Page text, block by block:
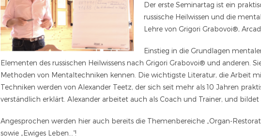
Der erste Seminartag ist ein
russische Heilwissen und die
Lehre von Grigori Grabovoi®,
Einstieg in die Grundlagen
Elementen des russischen Heilwissens nach Grigori Grabovoi® und anderen.
Methoden von Mentaltechniken kennen. Die wichtigste Literatur, die Arbeit
Techniken werden von Alexander Teetz, der sich seit mehr als 10 Jahren
verständlich erklärt. Alexander arbeitet auch als Coach und Trainer, und bildet
Angesprochen werden hier auch bereits die Themenbereiche „Organ-
sowie „Ewiges Leben…“!